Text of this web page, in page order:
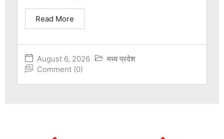
August 6, 2026
मध्य प्रदेश
Comment (0)
Read More